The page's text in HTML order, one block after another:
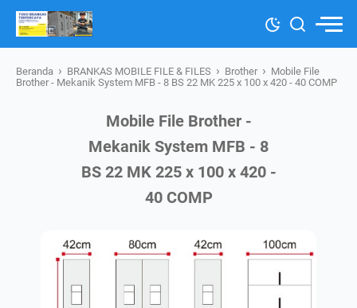
Beranda › BRANKAS MOBILE FILE & FILES › Brother › Mobile File
Brother - Mekanik System MFB - 8 BS 22 MK 225 x 100 x 420 - 40 COMP
Mobile File Brother -
Mekanik System MFB - 8
BS 22 MK 225 x 100 x 420 -
40 COMP